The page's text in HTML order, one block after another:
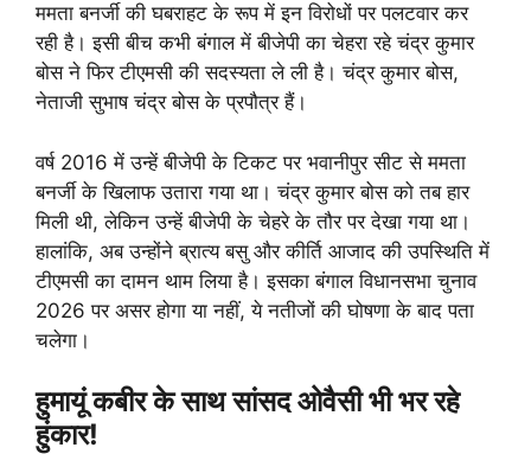
ममता बनर्जी की घबराहट के रूप में इन विरोधों पर पलटवार कर
रही है। इसी बीच कभी बंगाल में बीजेपी का चेहरा रहे चंद्र कुमार
बोस ने फिर टीएमसी की सदस्यता ले ली है। चंद्र कुमार बोस,
नेताजी सुभाष चंद्र बोस के प्रपौत्र हैं।
वर्ष 2016 में उन्हें बीजेपी के टिकट पर भवानीपुर सीट से ममता
बनर्जी के खिलाफ उतारा गया था। चंद्र कुमार बोस को तब हार
मिली थी, लेकिन उन्हें बीजेपी के चेहरे के तौर पर देखा गया था।
हालांकि, अब उन्होंने ब्रात्य बसु और कीर्ति आजाद की उपस्थिति में
टीएमसी का दामन थाम लिया है। इसका बंगाल विधानसभा चुनाव
2026 पर असर होगा या नहीं, ये नतीजों की घोषणा के बाद पता
चलेगा।
हुमायूं कबीर के साथ सांसद ओवैसी भी भर रहे
हुंकार!